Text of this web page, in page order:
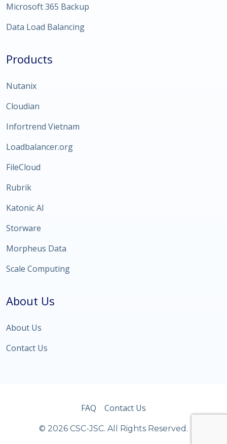
Microsoft 365 Backup
Data Load Balancing
Products
Nutanix
Cloudian
Infortrend Vietnam
Loadbalancer.org
FileCloud
Rubrik
Katonic AI
Storware
Morpheus Data
Scale Computing
About Us
About Us
Contact Us
FAQ Contact Us
© 2026 CSC-JSC. All Rights Reserved.